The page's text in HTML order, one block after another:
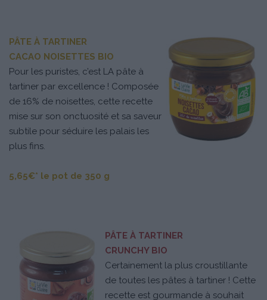
PÂTE À TARTINER
CACAO NOISETTES BIO
Pour les puristes, c’est LA pâte à
tartiner par excellence ! Composée
de 16% de noisettes, cette recette
mise sur son onctuosité et sa saveur
subtile pour séduire les palais les
plus fins.
5,65€* le pot de 350 g
PÂTE À TARTINER
CRUNCHY BIO
Certainement la plus croustillante
de toutes les pâtes à tartiner ! Cette
recette est gourmande à souhait